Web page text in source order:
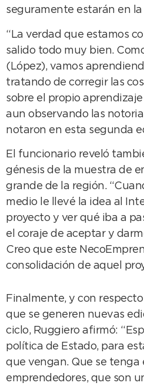
seguramente estarán en la
“La verdad que estamos
salido todo muy bien.
(López), vamos
tratando de corregir las
sobre el propio
aun observando las
notaron en esta segunda
El funcionario reveló
génesis de la muestra de
grande de la región.
medio le llevé la idea al
proyecto y ver qué iba a
el coraje de aceptar y
Creo que este
consolidación de aquel
Finalmente, y con
que se generen nuevas
ciclo, Ruggiero afirmó:
política de Estado, para
que vengan. Que se tenga
emprendedores, que son